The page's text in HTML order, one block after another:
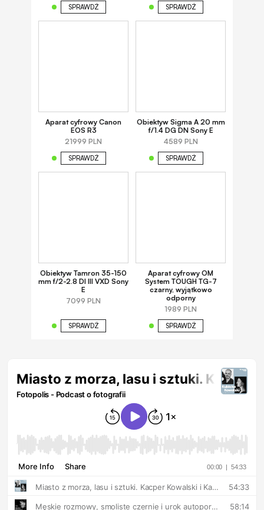
SPRAWDŹ
SPRAWDŹ
Aparat cyfrowy Canon
EOS R3
21999 PLN
SPRAWDŹ
Obiektyw Sigma A 20 mm
f/1.4 DG DN Sony E
4589 PLN
SPRAWDŹ
Obiektyw Tamron 35-150
mm f/2-2.8 DI III VXD Sony
E
7099 PLN
SPRAWDŹ
Aparat cyfrowy OM
System TOUGH TG-7
czarny, wyjątkowo
odporny
1989 PLN
SPRAWDŹ